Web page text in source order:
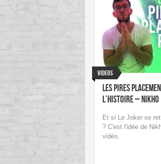
Videos
Les Pires
L’Histoire – NIKHO
Et si Le Joker se
? C'est l'idée de
vidéo.